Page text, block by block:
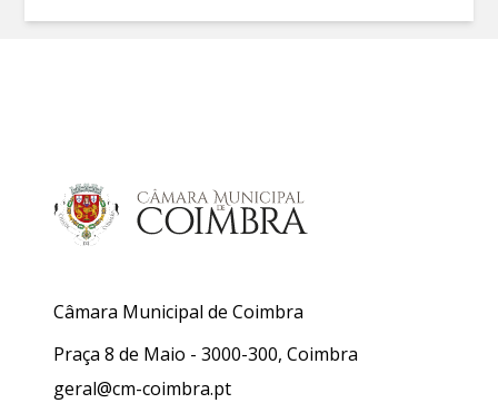
Câmara Municipal de Coimbra
Praça 8 de Maio - 3000-300, Coimbra
geral@cm-coimbra.pt